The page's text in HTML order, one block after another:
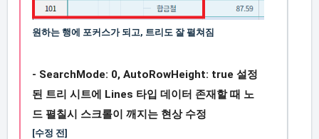
원하는 행에 포커스가 되고, 트리도 잘 펼쳐짐
- SearchMode: 0, AutoRowHeight: true 설정
된 트리 시트에 Lines 타입 데이터 존재할 때 노
드 펼칠시 스크롤이 깨지는 현상 수정
[수정 전]